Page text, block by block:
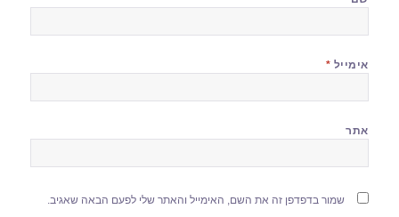
אימייל *
אתר
שמור בדפדפן זה את השם, האימייל והאתר שלי לפעם הבאה שאגיב.